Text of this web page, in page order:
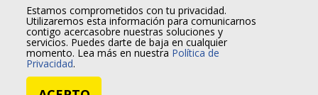
Estamos comprometidos con tu privacidad.
Utilizaremos esta información para comunicarnos
contigo acercasobre nuestras soluciones y
servicios. Puedes darte de baja en cualquier
momento. Lea más en nuestra Política de
Privacidad.